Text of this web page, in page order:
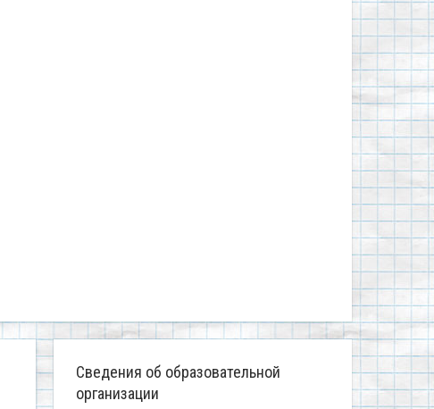
Сведения об образовательной
организации